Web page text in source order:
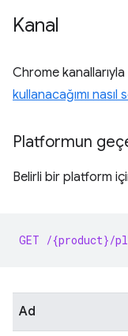
Kanal
Chrome kanallarıyla
kullanacağımı nasıl
Platformun
Belirli bir platform
GET /{product}/
Ad